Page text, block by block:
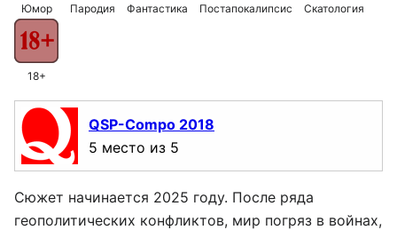
Юмор Пародия Фантастика Постапокалипсис Скатология
18+
QSP-Compo 2018
5 место из 5
Сюжет начинается 2025 году. После ряда
геополитических конфликтов, мир погряз в войнах,